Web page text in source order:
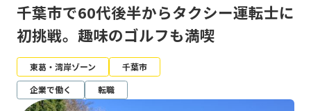
千葉市で60代後半からタクシー運転士に
初挑戦。趣味のゴルフも満喫
東葛・湾岸ゾーン
千葉市
企業で働く
転職